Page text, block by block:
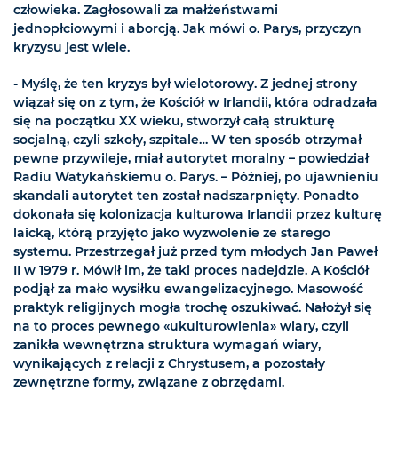
człowieka. Zagłosowali za małżeństwami
jednopłciowymi i aborcją. Jak mówi o. Parys, przyczyn
kryzysu jest wiele.
- Myślę, że ten kryzys był wielotorowy. Z jednej strony
wiązał się on z tym, że Kościół w Irlandii, która odradzała
się na początku XX wieku, stworzył całą strukturę
socjalną, czyli szkoły, szpitale… W ten sposób otrzymał
pewne przywileje, miał autorytet moralny – powiedział
Radiu Watykańskiemu o. Parys. – Później, po ujawnieniu
skandali autorytet ten został nadszarpnięty. Ponadto
dokonała się kolonizacja kulturowa Irlandii przez kulturę
laicką, którą przyjęto jako wyzwolenie ze starego
systemu. Przestrzegał już przed tym młodych Jan Paweł
II w 1979 r. Mówił im, że taki proces nadejdzie. A Kościół
podjął za mało wysiłku ewangelizacyjnego. Masowość
praktyk religijnych mogła trochę oszukiwać. Nałożył się
na to proces pewnego «ukulturowienia» wiary, czyli
zanikła wewnętrzna struktura wymagań wiary,
wynikających z relacji z Chrystusem, a pozostały
zewnętrzne formy, związane z obrzędami.